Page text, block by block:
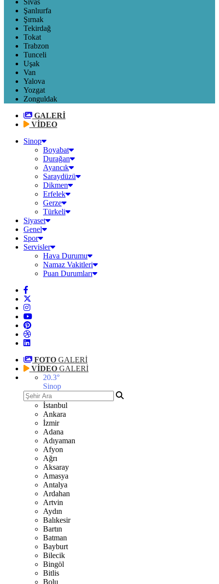
Sivas
Şanlıurfa
Şırnak
Tekirdağ
Tokat
Trabzon
Tunceli
Uşak
Van
Yalova
Yozgat
Zonguldak
GALERİ
VİDEO
Sinop
Boyabat
Durağan
Ayancık
Saraydüzü
Dikmen
Erfelek
Gerze
Türkeli
Siyaset
Genel
Spor
Servisler
Hava Durumu
Namaz Vakitleri
Puan Durumları
FOTO GALERİ
VİDEO GALERİ
20.3°
Sinop
İstanbul
Ankara
İzmir
Adana
Adıyaman
Afyon
Ağrı
Aksaray
Amasya
Antalya
Ardahan
Artvin
Aydın
Balıkesir
Bartın
Batman
Bayburt
Bilecik
Bingöl
Bitlis
Bolu